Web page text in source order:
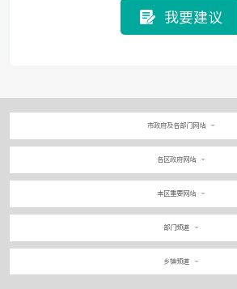
我要建议
市政府及各部门网站
各区政府网站
本区重要网站
部门频道
乡镇频道